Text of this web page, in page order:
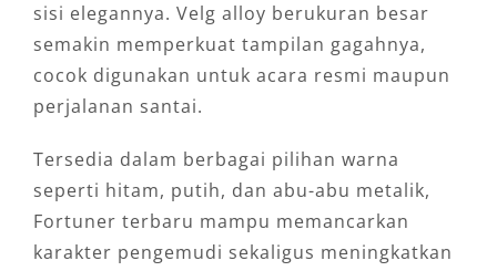
sisi elegannya. Velg alloy berukuran besar
semakin memperkuat tampilan gagahnya,
cocok digunakan untuk acara resmi maupun
perjalanan santai.
Tersedia dalam berbagai pilihan warna
seperti hitam, putih, dan abu-abu metalik,
Fortuner terbaru mampu memancarkan
karakter pengemudi sekaligus meningkatkan